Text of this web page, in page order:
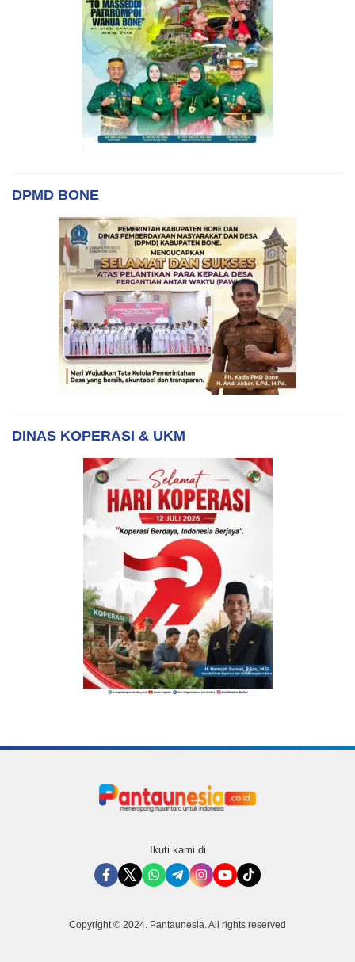
DPMD BONE
DINAS KOPERASI & UKM
Ikuti kami di
Copyright © 2024. Pantaunesia. All rights reserved